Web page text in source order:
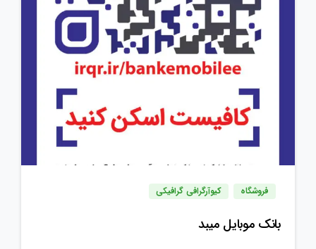
فروشگاه کیوآرگرافی گرافیکی
بانک موبایل میبد